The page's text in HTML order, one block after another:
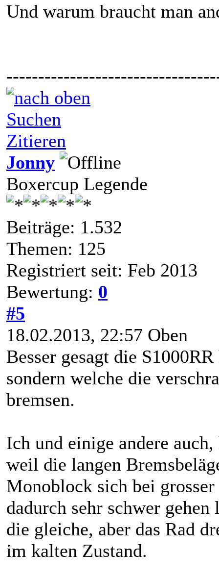
Und warum braucht man
Suchen
Zitieren
Jonny
Boxercup Legende
Beiträge: 1.532
Themen: 125
Registriert seit: Feb 2013
Bewertung: 0
#5
18.02.2013, 22:57 Oben
Besser gesagt die
sondern welche die
bremsen.
Ich und einige andere
weil die langen
Monoblock sich bei
dadurch sehr schwer
die gleiche, aber das Rad
im kalten Zustand.